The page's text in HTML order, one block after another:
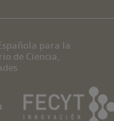
para la
de Ciencia,